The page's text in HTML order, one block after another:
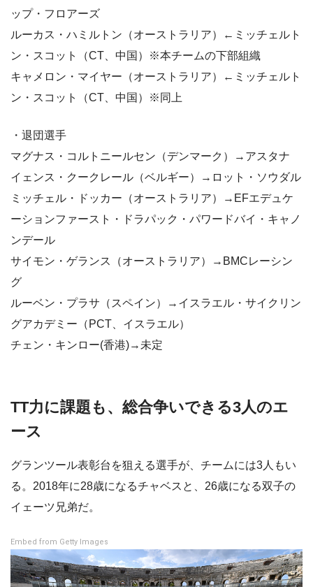
ップ・フロアーズ
ルーカス・ハミルトン（オーストラリア）←ミッチェルト
ン・スコット（CT、中国）※本チームの下部組織
キャメロン・マイヤー（オーストラリア）←ミッチェルト
ン・スコット（CT、中国）※同上
・退団選手
マグナス・コルトニールセン（デンマーク）→アスタナ
イェンス・クークレール（ベルギー）→ロット・ソウダル
ミッチェル・ドッカー（オーストラリア）→EFエデュケ
ーションファースト・ドラパック・パワードバイ・キャノ
ンデール
サイモン・ゲランス（オーストラリア）→BMCレーシン
グ
ルーベン・プラサ（スペイン）→イスラエル・サイクリン
グアカデミー（PCT、イスラエル）
チェン・キンロー(香港)→未定
TT力に課題も、総合争いできる3人のエ
ース
グランツール表彰台を狙える選手が、チームには3人もい
る。2018年に28歳になるチャベスと、26歳になる双子の
イェーツ兄弟だ。
Embed from Getty Images